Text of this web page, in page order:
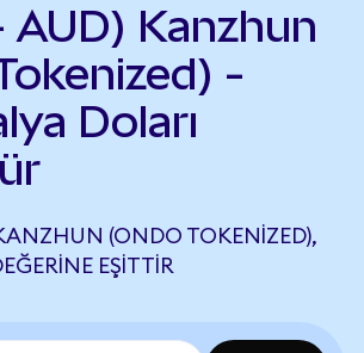
AUD) Kanzhun
-
Doları
(ONDO TOKENIZED),
EŞITTIR